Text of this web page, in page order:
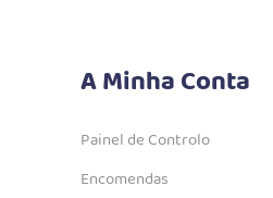
A Minha Conta
Painel de Controlo
Encomendas